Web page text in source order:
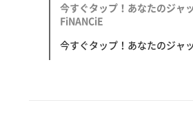
今すぐタップ！あなたのジャ
FiNANCiE
今すぐタップ！あなたのジャ